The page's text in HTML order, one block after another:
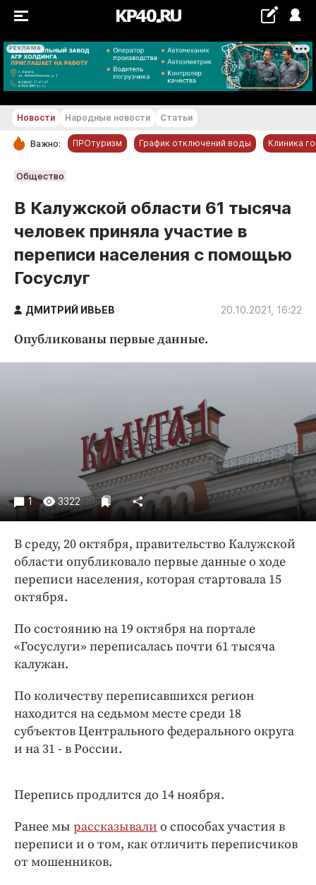
РЕКЛАМА
+24...+25 °С
РУБРИКИ
Новости компаний
Статьи
Народные новости
Авто и транспорт
Благоустройство
Культура
Погода
Праздники
Происшествия
Спорт
Экономика и бизнес
ПРОЕКТЫ
Издания
Интересное чтиво
Клиника года
Работодатель года
Новости Народные новости Статьи
Важно: ПРОтуризм График отключений воды Клиника
Общество
В Калужской области 61 тысяча
человек приняла участие в
переписи населения с помощью
Госуслуг
ДМИТРИЙ ИВЬЕВ 20.10.2021, 16:22
Опубликованы первые данные.
1 3322
В среду, 20 октября, правительство Калужской
области опубликовало первые данные о ходе
переписи населения, которая стартовала 15
октября.
По состоянию на 19 октября на портале
«Госуслуги» переписалась почти 61 тысяча
калужан.
По количеству переписавшихся регион
находится на седьмом месте среди 18
субъектов Центрального федерального округа
и на 31 - в России.
Перепись продлится до 14 ноября.
Ранее мы рассказывали о способах участия в
переписи и о том, как отличить переписчиков
от мошенников.